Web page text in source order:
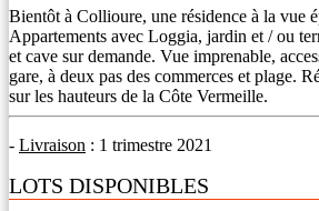
Bientôt à Collioure, une résidence à la vue
Appartements avec Loggia, jardin et / ou
et cave sur demande. Vue imprenable,
gare, à deux pas des commerces et plage.
sur les hauteurs de la Côte Vermeille.
- Livraison : 1 trimestre 2021
LOTS DISPONIBLES